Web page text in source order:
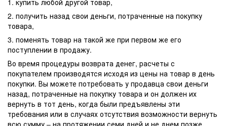
2. получить назад свои деньги, потраченные на покупку
товара,
3. поменять товар на такой же при первом же его
поступлении в продажу.
Во время процедуры возврата денег, расчеты с
покупателем производятся исходя из цены на товар в день
покупки. Вы можете потребовать у продавца свои деньги
назад, потраченные на покупку товара и он должен их
вернуть в тот день, когда были предъявлены эти
требования или в случаях отсутствия возможности вернуть
всю сумму – на протяжении семи дней и не днем позже.